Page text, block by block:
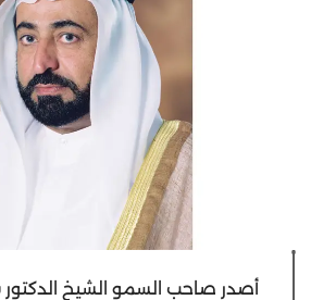
أصدر صاحب السمو الشيخ